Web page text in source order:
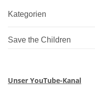
Kategorien
Save the Children
Unser YouTube-Kanal